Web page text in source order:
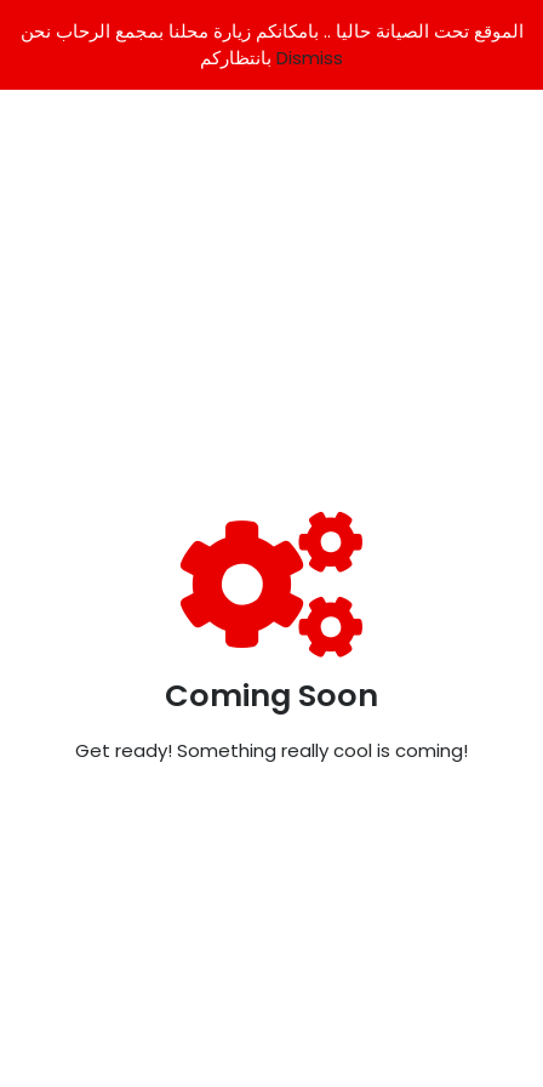
الموقع تحت الصيانة حاليا .. بامكانكم زيارة محلنا بمجمع الرحاب نحن
Dismiss
Coming Soon
Get ready! Something really cool is coming!